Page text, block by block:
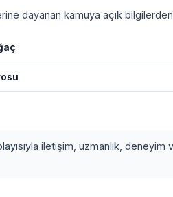
dayanan kamuya açık
iletişim, uzmanlık, deneyim